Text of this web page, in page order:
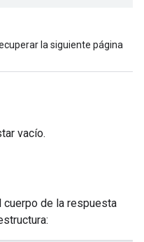
la siguiente página
vacío.
de la respuesta